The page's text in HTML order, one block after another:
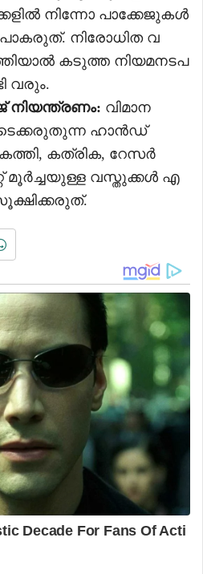
നിന്നോ പാക്കേജുകൾ
നിരോധിത വ
കടുത്ത നിയമനടപ
വരും.
വിമാന
ഹാൻഡ്
കത്രിക, റേസർ
മൂർച്ചയുള്ള വസ്തുക്കൾ എ